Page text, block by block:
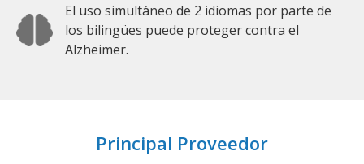
El uso simultáneo de 2 idiomas por parte de
los bilingües puede proteger contra el
Alzheimer.
Principal Proveedor